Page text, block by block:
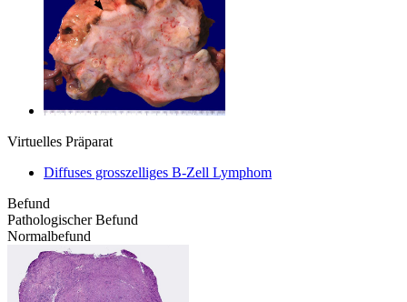
Virtuelles Präparat
Diffuses grosszelliges B-Zell Lymphom
Befund
Pathologischer Befund
Normalbefund